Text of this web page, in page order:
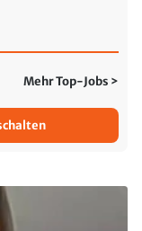
Mehr Top-Jobs >